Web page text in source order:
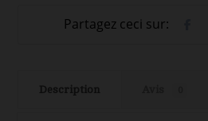
Description